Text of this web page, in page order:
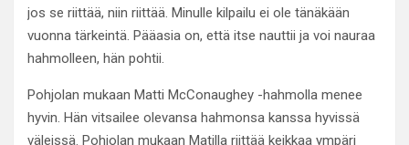
jos se riittää, niin riittää. Minulle kilpailu ei ole tänäkään
vuonna tärkeintä. Pääasia on, että itse nauttii ja voi nauraa
hahmolleen, hän pohtii.
Pohjolan mukaan Matti McConaughey -hahmolla menee
hyvin. Hän vitsailee olevansa hahmonsa kanssa hyvissä
väleissä. Pohjolan mukaan Matilla riittää keikkaa ympäri